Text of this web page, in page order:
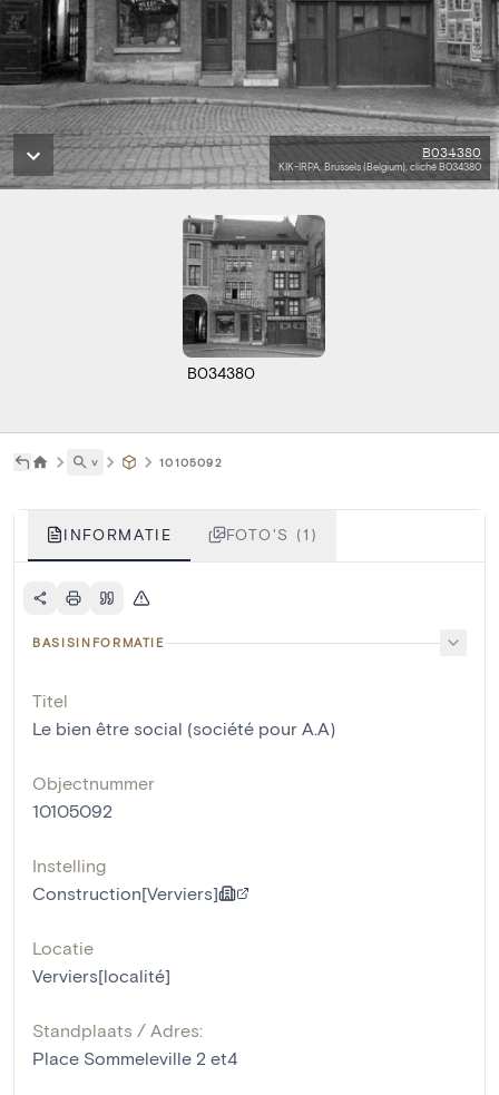
B034380
KIK-IRPA, Brussels (Belgium), cliché B034380
B034380
˅ 10105092
INFORMATIE FOTO'S (1)
BASISINFORMATIE
Titel
Le bien être social (société pour A.A)
Objectnummer
10105092
Instelling
Construction[Verviers]
Locatie
Verviers[localité]
Standplaats / Adres:
Place Sommeleville 2 et4